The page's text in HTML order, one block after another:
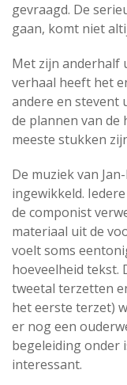
gevraagd. De
gaan, komt niet
Met zijn anderhalf
verhaal heeft het
andere en stevent
de plannen van de
meeste stukken
De muziek van
ingewikkeld.
de componist
materiaal uit de
voelt soms
hoeveelheid tekst.
tweetal terzetten
het eerste terzet)
er nog een
begeleiding onder
interessant.